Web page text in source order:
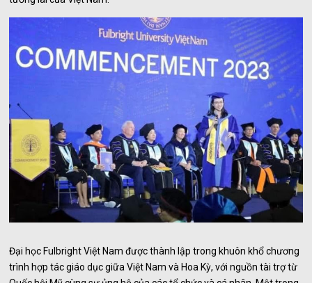
Đại học Fulbright Việt Nam được thành lập trong khuôn khổ chương
trình hợp tác giáo dục giữa Việt Nam và Hoa Kỳ, với nguồn tài trợ từ